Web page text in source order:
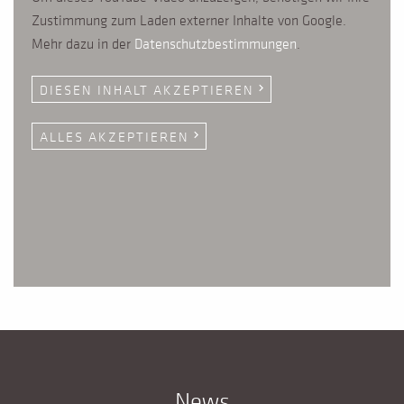
Zustimmung zum Laden externer Inhalte von Google.
Mehr dazu in der Datenschutzbestimmungen.
DIESEN INHALT AKZEPTIEREN chevron_right
ALLES AKZEPTIEREN chevron_right